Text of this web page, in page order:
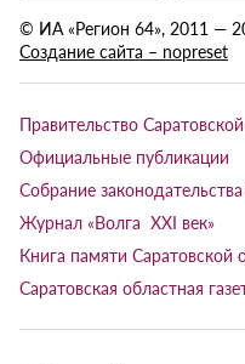
© ИА «Регион 64», 2011 —
Создание сайта – nopreset
Правительство
Официальные публикации
Собрание
Журнал «Волга XXI век»
Книга памяти Саратовской
Саратовская областная